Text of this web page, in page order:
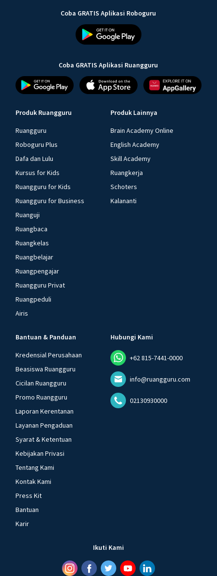
Coba GRATIS Aplikasi Roboguru
Coba GRATIS Aplikasi Ruangguru
Produk Ruangguru
Ruangguru
Roboguru Plus
Dafa dan Lulu
Kursus for Kids
Ruangguru for Kids
Ruangguru for Business
Ruanguji
Ruangbaca
Ruangkelas
Ruangbelajar
Ruangpengajar
Ruangguru Privat
Ruangpeduli
Airis
Produk Lainnya
Brain Academy Online
English Academy
Skill Academy
Ruangkerja
Schoters
Kalananti
Bantuan & Panduan
Kredensial Perusahaan
Beasiswa Ruangguru
Cicilan Ruangguru
Promo Ruangguru
Laporan Kerentanan
Layanan Pengaduan
Syarat & Ketentuan
Kebijakan Privasi
Tentang Kami
Kontak Kami
Press Kit
Bantuan
Karir
Hubungi Kami
+62 815-7441-0000
info@ruangguru.com
02130930000
Ikuti Kami